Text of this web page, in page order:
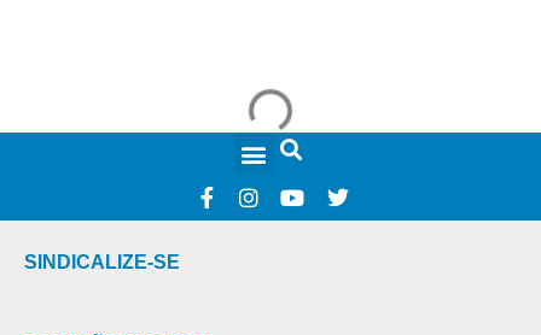
SINDICALIZE-SE